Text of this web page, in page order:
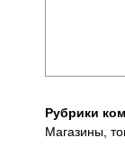
Рубрики
Магазины,